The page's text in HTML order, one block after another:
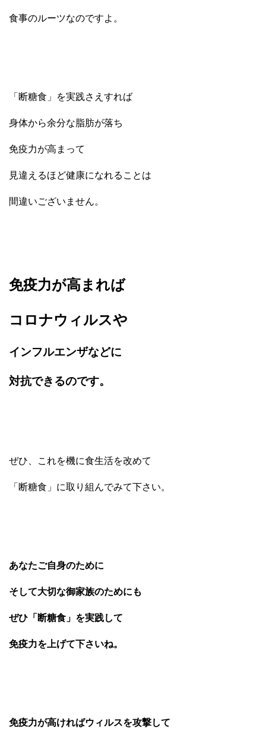
食事のルーツなのですよ。
「断糖食」を実践さえすれば
身体から余分な脂肪が落ち
免疫力が高まって
見違えるほど健康になれることは
間違いございません。
免疫力が高まれば
コロナウィルスや
インフルエンザなどに
対抗できるのです。
ぜひ、これを機に食生活を改めて
「断糖食」に取り組んでみて下さい。
あなたご自身のために
そして大切な御家族のためにも
ぜひ「断糖食」を実践して
免疫力を上げて下さいね。
免疫力が高ければウィルスを攻撃して